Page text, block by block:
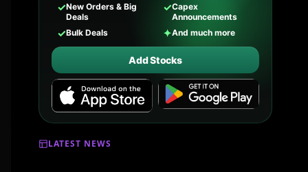
✓New Orders & Big
Deals
✓Capex
Announcements
✓Bulk Deals ✦And much more
Add Stocks
LATEST NEWS